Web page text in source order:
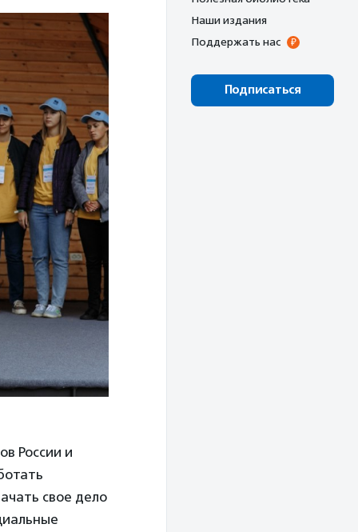
России и
свое дело
Наши издания
Поддержать нас
Подписаться